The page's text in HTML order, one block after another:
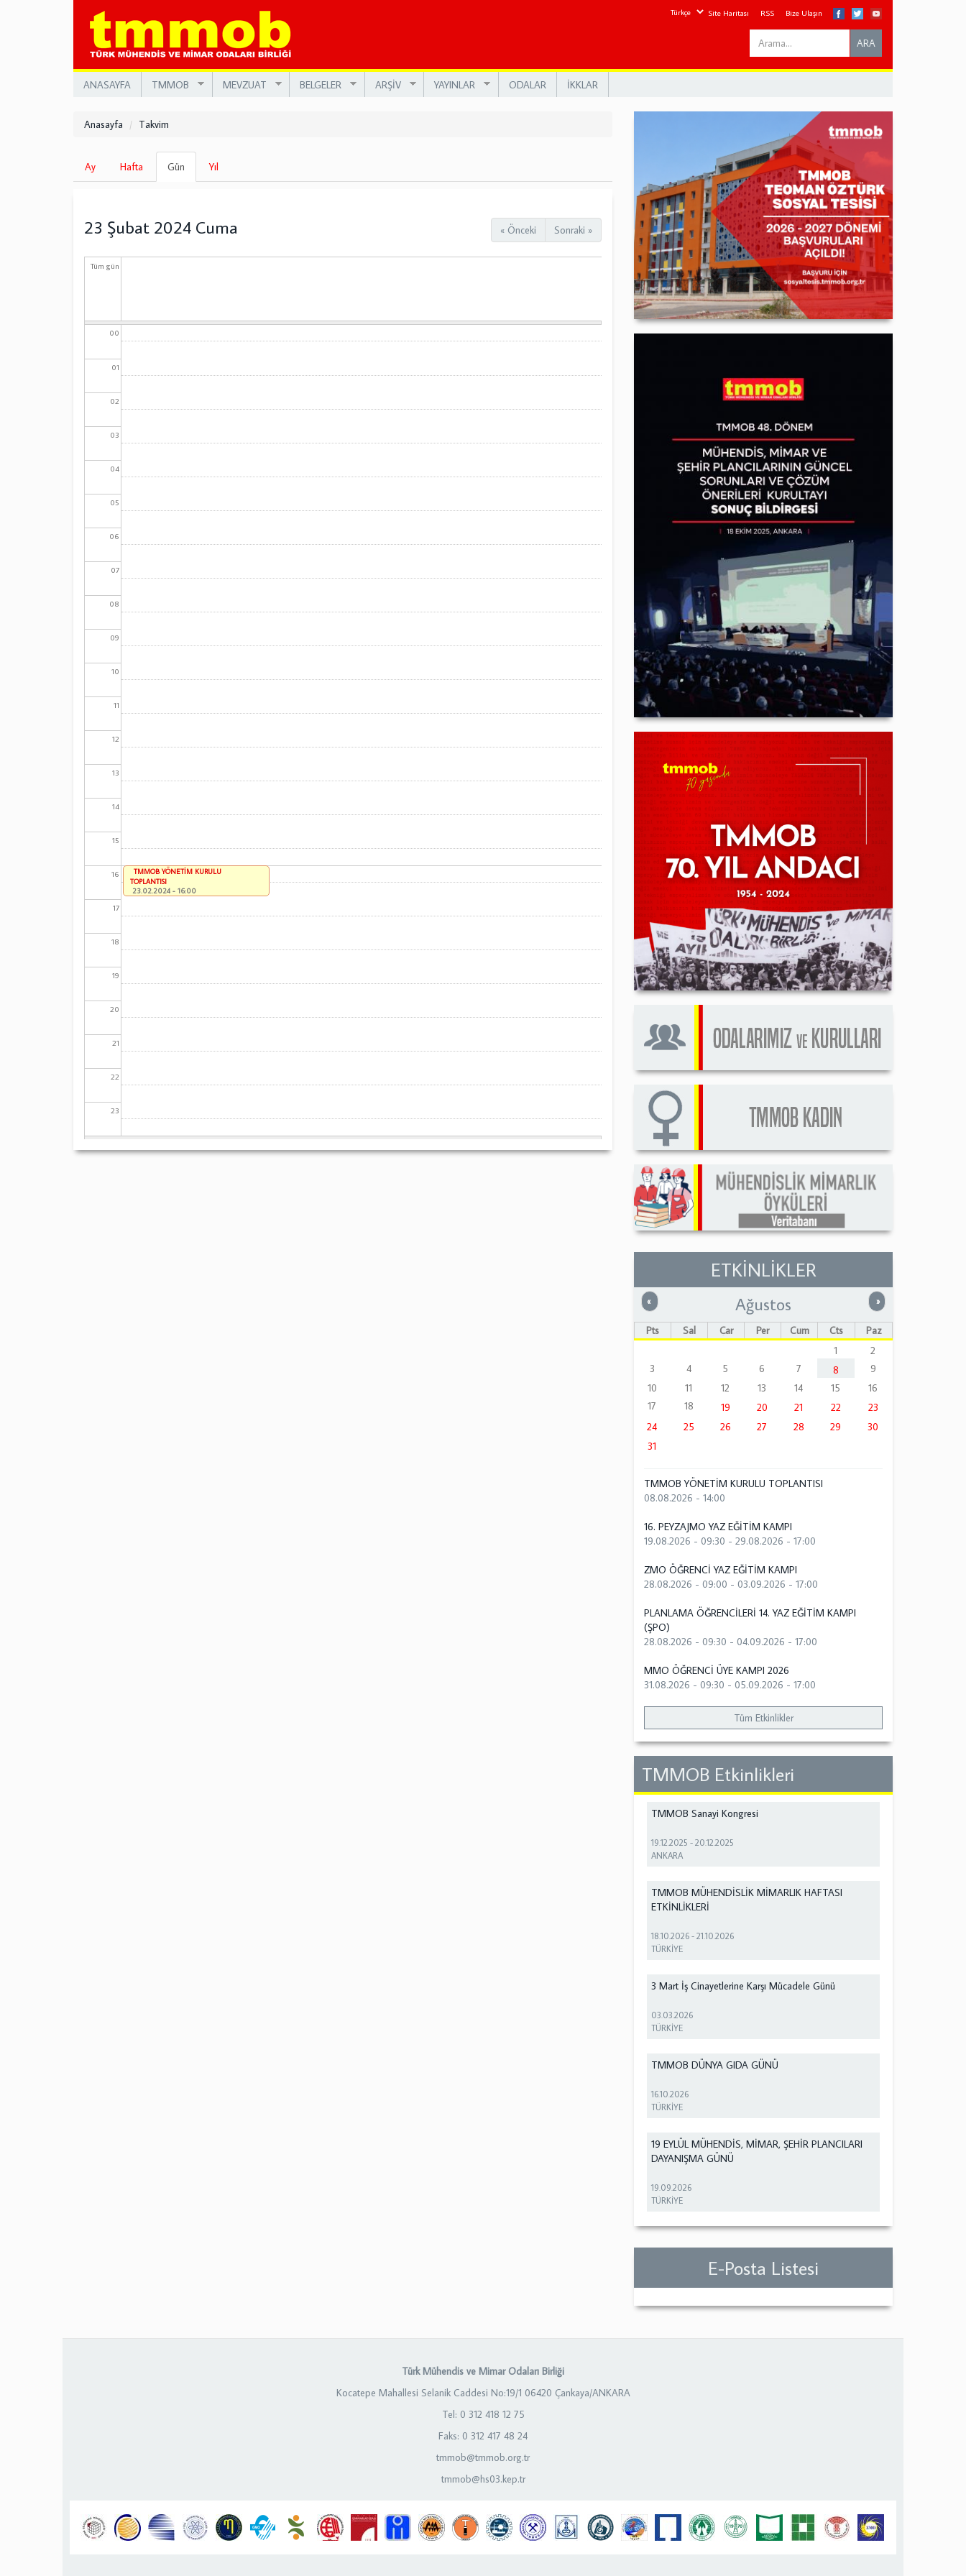
Site Haritası RSS Bize Ulaşın
Search
this
ARA
ANASAYFA TMMOB MEVZUAT BELGELER ARŞİV YAYINLAR ODALAR İKKLAR
Anasayfa Takvim
Birincil
sekmeler
Ay Hafta Gün
sekme)
Yıl
« Önceki Sonraki »
23 Şubat 2024 Cuma
Tüm gün
00
01
02
03
04
05
06
07
08
09
10
11
12
13
14
15
16
17
18
19
20
21
22
23
TMMOB YÖNETİM KURULU
TOPLANTISI
23.02.2024 - 16:00
ETKİNLİKLER
« Önceki »Sonraki
Ağustos
Pts Sal Çar Per Cum Cts
Paz
1
2
3
4 5 6 7 8
9
10
11 12 13 14 15
16
17
18 19 20 21 22
23
24
25 26 27 28 29
30
31
TMMOB YÖNETİM KURULU TOPLANTISI
08.08.2026 - 14:00
16. PEYZAJMO YAZ EĞİTİM KAMPI
19.08.2026 - 09:30 -29.08.2026 - 17:00
ZMO ÖĞRENCİ YAZ EĞİTİM KAMPI
28.08.2026 - 09:00 -03.09.2026 - 17:00
PLANLAMA ÖĞRENCİLERİ 14. YAZ EĞİTİM KAMPI
(ŞPO)
28.08.2026 - 09:30 -04.09.2026 - 17:00
MMO ÖĞRENCİ ÜYE KAMPI 2026
31.08.2026 - 09:30 -05.09.2026 - 17:00
Tüm Etkinlikler
TMMOB Etkinlikleri
TMMOB Sanayi Kongresi
19.12.2025 -20.12.2025
ANKARA
TMMOB MÜHENDİSLİK MİMARLIK HAFTASI
ETKİNLİKLERİ
18.10.2026 -21.10.2026
TÜRKİYE
3 Mart İş Cinayetlerine Karşı Mücadele Günü
03.03.2026
TÜRKİYE
TMMOB DÜNYA GIDA GÜNÜ
16.10.2026
TÜRKİYE
19 EYLÜL MÜHENDİS, MİMAR, ŞEHİR PLANCILARI
DAYANIŞMA GÜNÜ
19.09.2026
TÜRKİYE
E-Posta Listesi
Türk Mühendis ve Mimar Odaları Birliği
Kocatepe Mahallesi Selanik Caddesi No:19/1 06420 Çankaya/ANKARA
Tel: 0 312 418 12 75
Faks: 0 312 417 48 24
tmmob@tmmob.org.tr
tmmob@hs03.kep.tr